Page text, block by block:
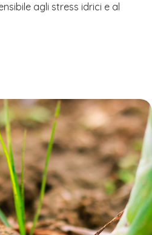
agli stress idrici e al